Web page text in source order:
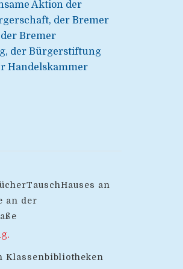
Aktion der
der Bremer
Bremer
der Bürgerstiftung
Handelskammer
an
an der
Klassenbibliotheken